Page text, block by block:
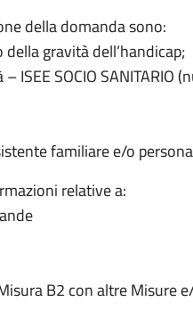
della domanda sono:
gravità dell’handicap;
ISEE SOCIO SANITARIO
familiare e/o
relative a:
B2 con altre Misure